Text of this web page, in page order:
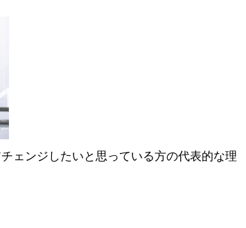
ェンジしたいと思っている方の代表的な理